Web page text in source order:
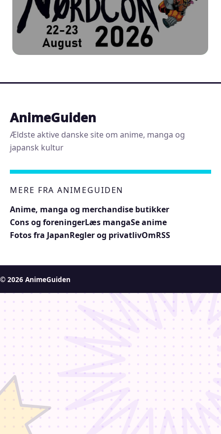
AnimeGuiden
Ældste aktive danske site om anime, manga og
japansk kultur
MERE FRA ANIMEGUIDEN
Anime, manga og merchandise butikker
Cons og foreningerLæs mangaSe anime
Fotos fra JapanRegler og privatlivOmRSS
© 2026 AnimeGuiden